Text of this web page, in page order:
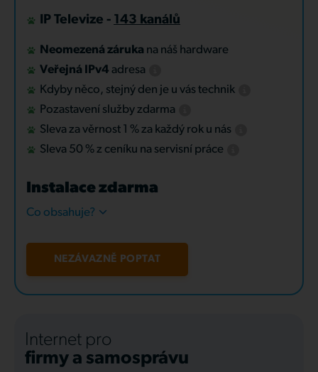
IP Televize - 143 kanálů
Neomezená záruka na náš hardware
Veřejná IPv4 adresa
Kdyby něco, stejný den je u vás technik
Pozastavení služby zdarma
Sleva za věrnost 1 % za každý rok u nás
Sleva 50 % z ceníku na servisní práce
Instalace zdarma
Co obsahuje?
NEZÁVAZNĚ POPTAT
Internet pro
firmy a samosprávu